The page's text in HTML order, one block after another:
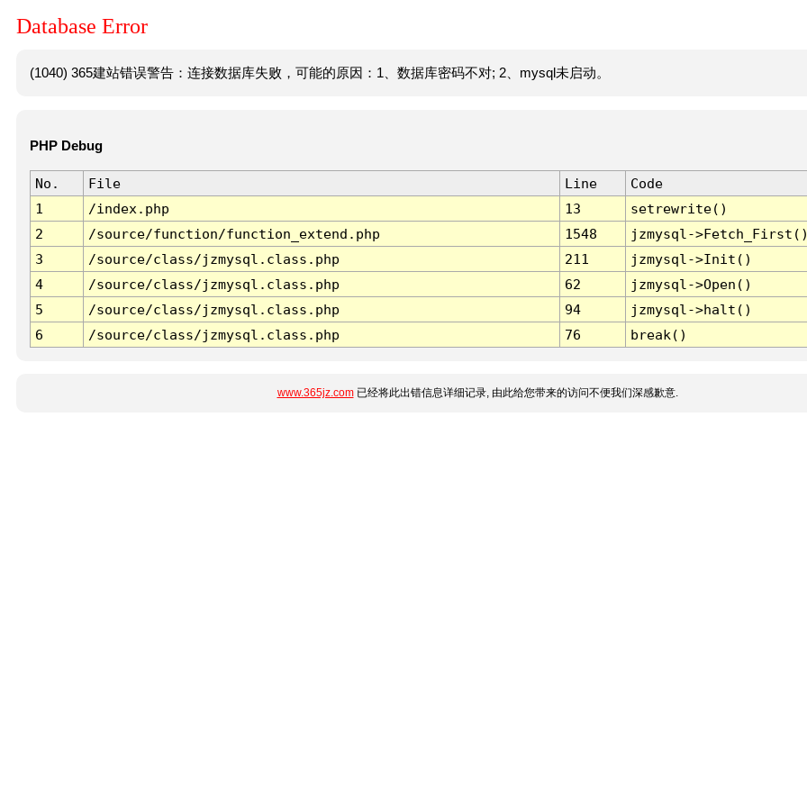
Database Error
(1040) 365建站错误警告：连接数据库失败，可能的原因：1、数据库密码不对; 2、mysql未启动。
PHP Debug
No. File Line
Code
1
/index.php 13
setrewrite()
2
/source/function/function_extend.php 1548
jzmysql-
3
/source/class/jzmysql.class.php 211
jzmysql->Init()
4
/source/class/jzmysql.class.php 62
jzmysql->Open()
5
/source/class/jzmysql.class.php 94
jzmysql->halt()
6
/source/class/jzmysql.class.php 76 break()
www.365jz.com已经将此出错信息详细记录, 由此给您带来的访问不便我们深感歉意.